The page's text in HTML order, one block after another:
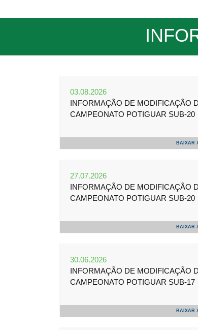
FNF
Documentos
Resoluções
03.08.2026
INFORMAÇÃO DE MODIFICAÇÃO
CAMPEONATO POTIGUAR SUB-20
BAIXAR
27.07.2026
INFORMAÇÃO DE MODIFICAÇÃO
CAMPEONATO POTIGUAR SUB-20
BAIXAR
30.06.2026
INFORMAÇÃO DE MODIFICAÇÃO
CAMPEONATO POTIGUAR SUB-17
BAIXAR